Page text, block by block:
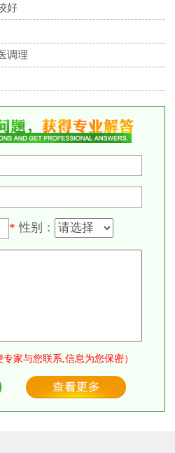
好
调理
* 性别：
专家与您联系,信息为您保密）